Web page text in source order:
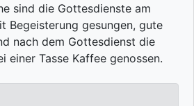
sind die Gottesdienste am
Begeisterung gesungen, gute
nach dem Gottesdienst die
einer Tasse Kaffee genossen.